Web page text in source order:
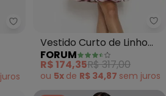
Colcci - Vestido Canelado
juros
Vestido Curto de Linho
(Estampado)
FORUM
R$ 174,35R$ 317,00
ou 5x de R$ 34,87 sem juros